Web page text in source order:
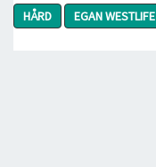
HÅRD
EGAN WESTLIFE